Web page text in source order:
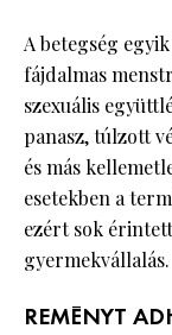
A betegség
fájdalmas
szexuális
panasz, túlzott
és más
esetekben a
ezért sok
gyermekvállalás.
REMÉNYT